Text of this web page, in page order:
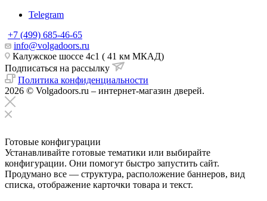
Telegram
+7 (499) 685-46-65
info@volgadoors.ru
Калужское шоссе 4с1 ( 41 км МКАД)
Подписаться на рассылку
Политика конфиденциальности
2026 © Volgadoors.ru – интернет-магазин дверей.
Готовые конфигурации
Устанавливайте готовые тематики или выбирайте
конфигурации. Они помогут быстро запустить сайт.
Продумано все — структура, расположение баннеров, вид
списка, отображение карточки товара и текст.